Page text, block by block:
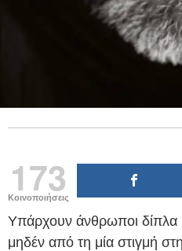
173
Κοινοποιήσεις
Υπάρχουν άνθρωποι δίπλα
μηδέν από τη μία στιγμή